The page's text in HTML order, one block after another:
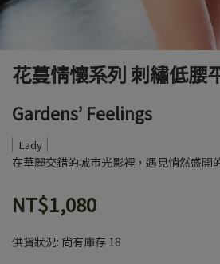
花蔓情懷系列 刺繡低腰
Gardens’ Feelings
Lady
在華麗交錯的城市光影裡，遇見悄然盛開
NT$1,080
供貨狀況: 尚有庫存 18